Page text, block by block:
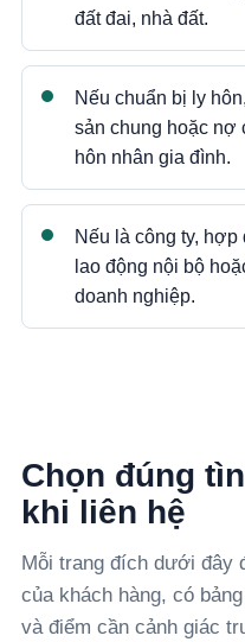
đất đai, nhà đất.
Nếu chuẩn bị ly
sản chung hoặc nợ
hôn nhân gia đình.
Nếu là công ty, hợp
lao động nội bộ
doanh nghiệp.
Chọn đúng
khi liên hệ
Mỗi trang đích dưới đây
của khách hàng, có
và điểm cần cảnh giác